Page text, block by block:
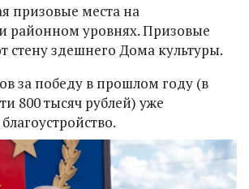
призовые места на
районном уровнях. Призовые
стену здешнего Дома культуры.
за победу в прошлом году (в
800 тысяч рублей) уже